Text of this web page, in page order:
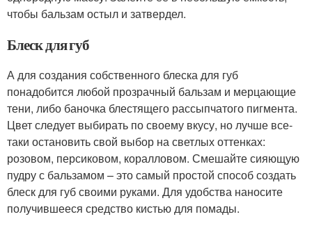
чтобы бальзам остыл и затвердел.
Блеск для губ
А для создания собственного блеска для губ
понадобится любой прозрачный бальзам и мерцающие
тени, либо баночка блестящего рассыпчатого пигмента.
Цвет следует выбирать по своему вкусу, но лучше все-
таки остановить свой выбор на светлых оттенках:
розовом, персиковом, коралловом. Смешайте сияющую
пудру с бальзамом – это самый простой способ создать
блеск для губ своими руками. Для удобства наносите
получившееся средство кистью для помады.